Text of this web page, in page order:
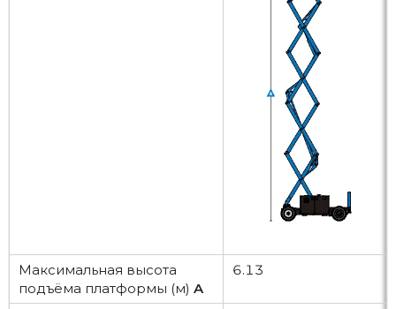
Максимальная высота
подъёма платформы (м) A
6.13